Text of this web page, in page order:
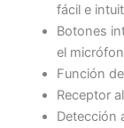
fácil e
Botones
el
Función
Receptor
Detección